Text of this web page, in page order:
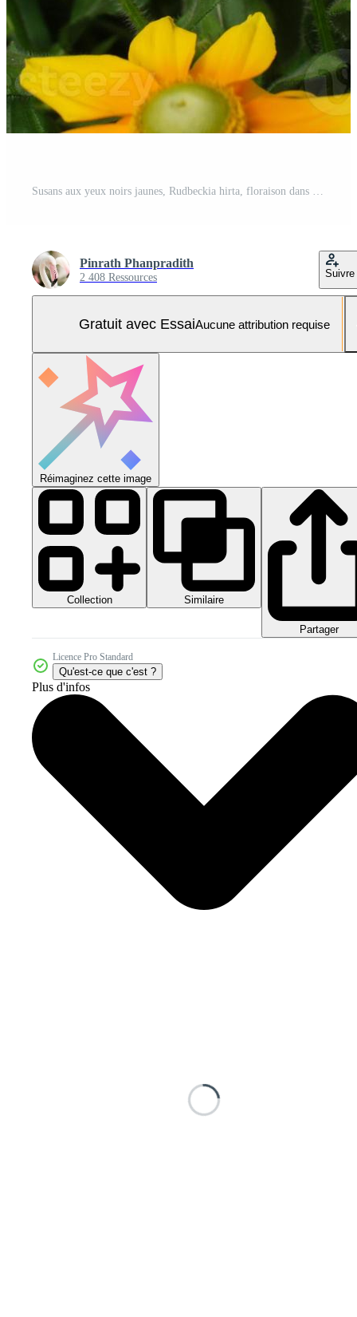
Susans aux yeux noirs jaunes, Rudbeckia hirta, floraison dans un jardin d'été Photo Pro
Pinrath Phanpradith
2 408 Ressources Suivre
Gratuit avec EssaiAucune attribution requise
Réimaginez cette image
Collection Similaire
Partager
Licence Pro Standard
Qu'est-ce que c'est ?
Plus d'infos